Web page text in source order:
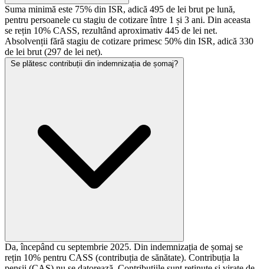
Suma minimă este 75% din ISR, adică 495 de lei brut pe lună,
pentru persoanele cu stagiu de cotizare între 1 și 3 ani. Din aceasta
se rețin 10% CASS, rezultând aproximativ 445 de lei net.
Absolvenții fără stagiu de cotizare primesc 50% din ISR, adică 330
de lei brut (297 de lei net).
Se plătesc contribuții din indemnizația de șomaj?
Da, începând cu septembrie 2025. Din indemnizația de șomaj se
rețin 10% pentru CASS (contribuția de sănătate). Contribuția la